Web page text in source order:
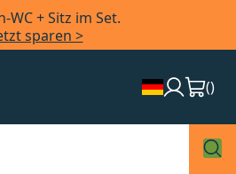
WC + Sitz im Set.
sparen >
()